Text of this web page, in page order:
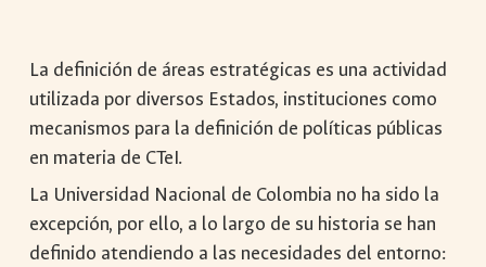
La definición de áreas estratégicas es una actividad
utilizada por diversos Estados, instituciones como
mecanismos para la definición de políticas públicas
en materia de CTeI.
La Universidad Nacional de Colombia no ha sido la
excepción, por ello, a lo largo de su historia se han
definido atendiendo a las necesidades del entorno: